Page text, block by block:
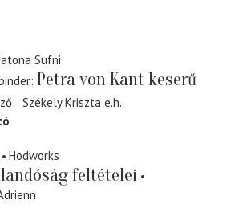
Sufni
Petra von Kant keserű
Székely Kriszta e.h.
Hodworks
feltételei